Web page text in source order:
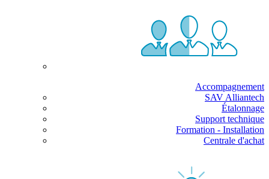
Accompagnement
SAV Alliantech
Étalonnage
Support technique
Formation - Installation
Centrale d'achat